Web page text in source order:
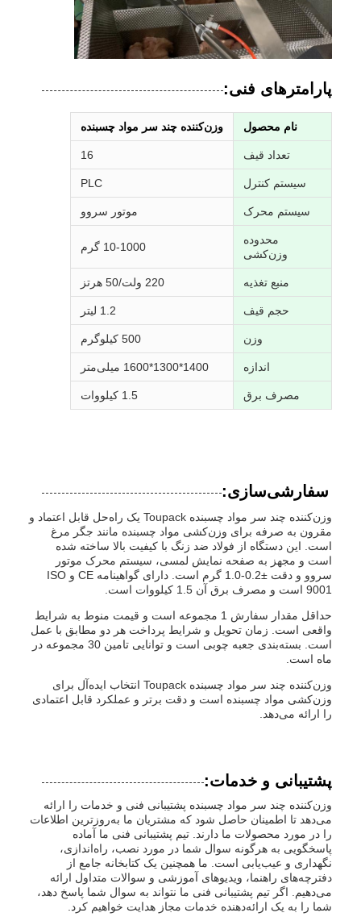
پارامترهای فنی:
نام محصول وزن‌کننده چند سر مواد چسبنده
تعداد قیف 16
سیستم کنترل PLC
سیستم محرک موتور سروو
محدوده
وزن‌کشی
10-1000 گرم
منبع تغذیه 220 ولت/50 هرتز
حجم قیف 1.2 لیتر
وزن 500 کیلوگرم
اندازه 1400*1300*1600 میلی‌متر
مصرف برق 1.5 کیلووات
سفارشی‌سازی:
وزن‌کننده چند سر مواد چسبنده Toupack یک راه‌حل قابل اعتماد و
مقرون به صرفه برای وزن‌کشی مواد چسبنده مانند جگر مرغ
است. این دستگاه از فولاد ضد زنگ با کیفیت بالا ساخته شده
است و مجهز به صفحه نمایش لمسی، سیستم محرک موتور
سروو و دقت ±0.2-1.0 گرم است. دارای گواهینامه CE و ISO
9001 است و مصرف برق آن 1.5 کیلووات است.
حداقل مقدار سفارش 1 مجموعه است و قیمت منوط به شرایط
واقعی است. زمان تحویل و شرایط پرداخت هر دو مطابق با عمل
است. بسته‌بندی جعبه چوبی است و توانایی تامین 30 مجموعه در
ماه است.
وزن‌کننده چند سر مواد چسبنده Toupack انتخاب ایده‌آل برای
وزن‌کشی مواد چسبنده است و دقت برتر و عملکرد قابل اعتمادی
را ارائه می‌دهد.
پشتیبانی و خدمات:
وزن‌کننده چند سر مواد چسبنده پشتیبانی فنی و خدمات را ارائه
می‌دهد تا اطمینان حاصل شود که مشتریان ما به‌روزترین اطلاعات
را در مورد محصولات ما دارند. تیم پشتیبانی فنی ما آماده
پاسخگویی به هرگونه سوال شما در مورد نصب، راه‌اندازی،
نگهداری و عیب‌یابی است. ما همچنین یک کتابخانه جامع از
دفترچه‌های راهنما، ویدیوهای آموزشی و سوالات متداول ارائه
می‌دهیم. اگر تیم پشتیبانی فنی ما نتواند به سوال شما پاسخ دهد،
شما را به یک ارائه‌دهنده خدمات مجاز هدایت خواهیم کرد.